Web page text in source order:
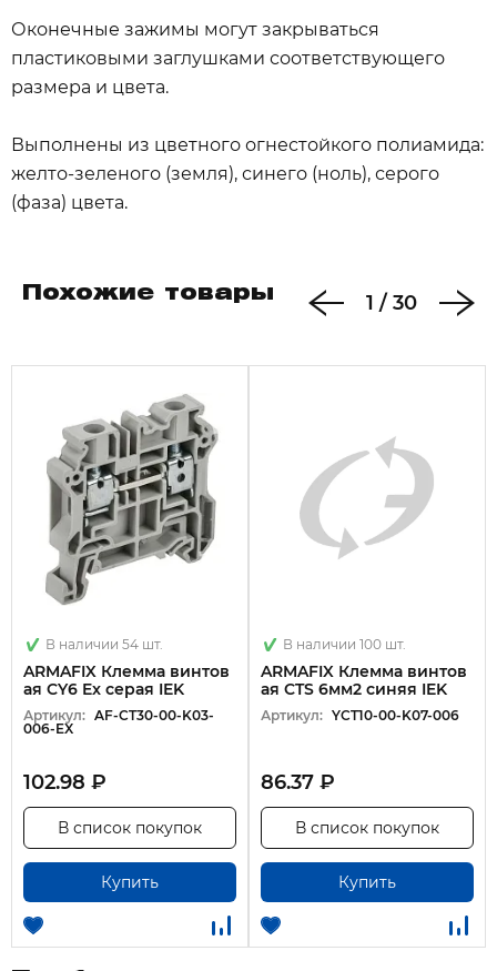
Оконечные зажимы могут закрываться
пластиковыми заглушками соответствующего
размера и цвета.
Выполнены из цветного огнестойкого полиамида:
желто-зеленого (земля), синего (ноль), серого
(фаза) цвета.
Похожие товары 1 / 30
В наличии 54 шт.
ARMAFIX Клемма винтов
ая CY6 Ex серая IEK
Артикул: AF-CT30-00-K03-
006-EX
102.98 ₽
Купить
В список покупок
В наличии 100 шт.
ARMAFIX Клемма винтов
ая CTS 6мм2 синяя IEK
Артикул: YCT10-00-K07-006
86.37 ₽
Купить
В список покупок